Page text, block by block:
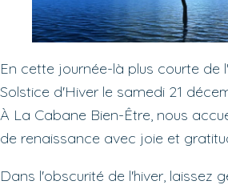
En cette journée-là plus courte de
Solstice d'Hiver le samedi 21
À La Cabane Bien-Être, nous
de renaissance avec joie et
Dans l'obscurité de l'hiver, laissez